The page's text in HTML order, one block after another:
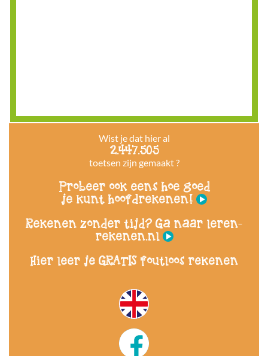
Wist je dat hier al
2.447.505
toetsen zijn gemaakt ?
Probeer ook eens hoe goed
je kunt hoofdrekenen!
Rekenen zonder tijd? Ga naar leren-
rekenen.nl
Hier leer je GRATIS foutloos rekenen